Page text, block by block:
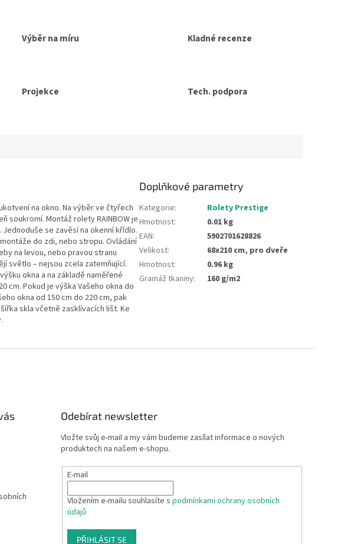
Výběr na míru Kladné recenze
Projekce Tech. podpora
na okno. Na výběr ve čtyřech
soukromí. Montáž rolety RAINBOW je
se zavěsí na okenní křídlo.
do zdi, nebo stropu. Ovládání
na levou, nebo pravou stranu
světlo – nejsou zcela zatemňující.
okna a na základě naměřené
cm. Pokud je výška Vašeho okna do
okna od 150 cm do 220 cm, pak
skla včetně zasklívacích lišt. Ke
Doplňkové parametry
Kategorie:
Rolety Prestige
Hmotnost:
0.01 kg
EAN:
5902701628826
Velikost:
68x210 cm, pro dveře
Hmotnost:
0.96 kg
Gramáž tkaniny: 160 g/m2
Odebírat newsletter
Vložte svůj e-mail a my vám budeme zasílat informace o nových
produktech na našem e-shopu.
E-mail
Vložením e-mailu souhlasíte spodmínkami ochrany osobních
údajů
PŘIHLÁSIT SE